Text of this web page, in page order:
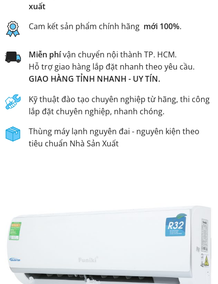
xuất
Cam kết sản phẩm chính hãng mới 100%.
Miễn phívận chuyển nội thành TP. HCM.
Hỗ trợ giao hàng lắp đặt nhanh theo yêu cầu.
GIAO HÀNG TỈNH NHANH - UY TÍN.
Kỹ thuật đào tạo chuyên nghiệp từ hãng, thi công
lắp đặt chuyên nghiệp, nhanh chóng.
Thùng máy lạnh nguyên đai - nguyên kiện theo
tiêu chuẩn Nhà Sản Xuất